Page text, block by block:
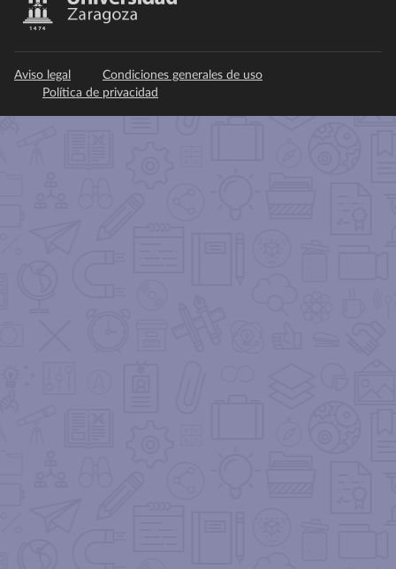
Aviso legal
Condiciones generales de uso
Política de privacidad